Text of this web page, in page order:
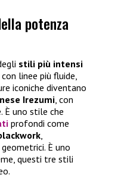
potenza
stili più intensi
linee più fluide,
iconiche diventano
Irezumi, con
È uno stile che
profondi come
,
È uno
questi tre stili